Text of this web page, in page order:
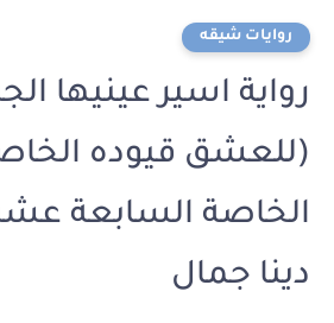
روايات شيقه
رواية اسير عينيها
(للعشق قيوده
دينا جمال